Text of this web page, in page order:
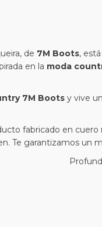
de 7M Boots,
en la moda
7M Boots y vive
fabricado en cuero
Te garantizamos un